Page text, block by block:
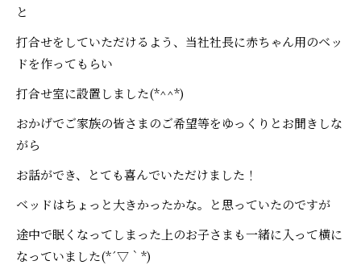
と
打合せをしていただけるよう、当社社長に赤ちゃん用のベッ
ドを作ってもらい
打合せ室に設置しました(*^^*)
おかげでご家族の皆さまのご希望等をゆっくりとお聞きしな
がら
お話ができ、とても喜んでいただけました！
ベッドはちょっと大きかったかな。と思っていたのですが
途中で眠くなってしまった上のお子さまも一緒に入って横に
なっていました(*´▽｀*)